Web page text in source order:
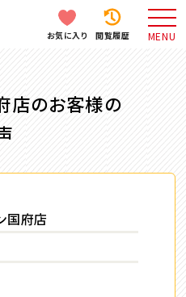
お気に入り 閲覧履歴 MENU
店のお客様の
国府店